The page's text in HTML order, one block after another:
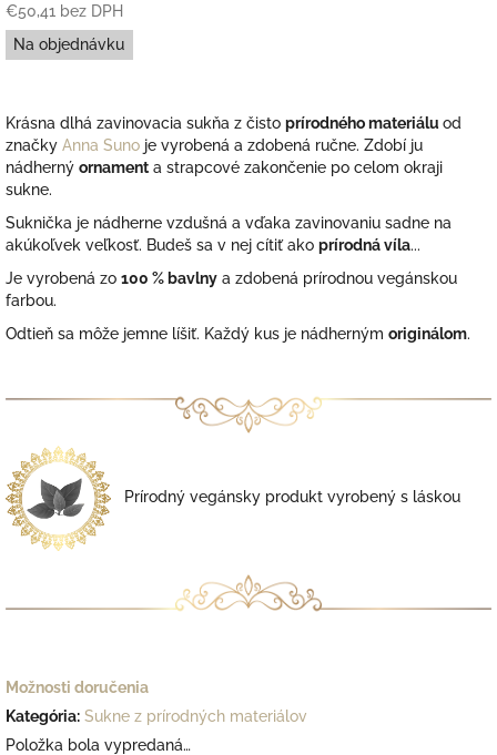
€50,41 bez DPH
Jednotková
cena:
Na objednávku
Krásna dlhá zavinovacia sukňa z čisto prírodného materiálu od
značky Anna Suno je vyrobená a zdobená ručne. Zdobí ju
nádherný ornament a strapcové zakončenie po celom okraji
sukne.
Suknička je nádherne vzdušná a vďaka zavinovaniu sadne na
akúkoľvek veľkosť. Budeš sa v nej cítiť ako prírodná víla...
Je vyrobená zo 100 % bavlny a zdobená prírodnou vegánskou
farbou.
Odtieň sa môže jemne líšiť. Každý kus je nádherným originálom.
Prírodný vegánsky produkt vyrobený s láskou
Možnosti doručenia
Kategória: Sukne z prírodných materiálov
Položka bola vypredaná…